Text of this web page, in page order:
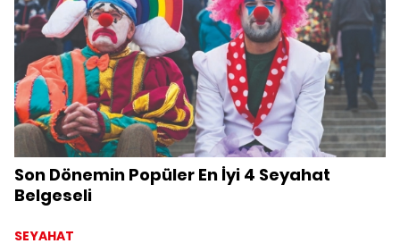
Son Dönemin Popüler En İyi 4 Seyahat
Belgeseli
SEYAHAT